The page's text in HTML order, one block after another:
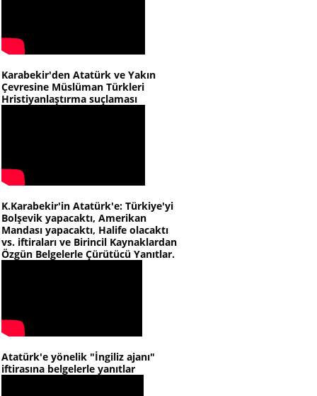
Karabekir'den Atatürk ve Yakın
Çevresine Müslüman Türkleri
Hristiyanlaştırma suçlaması
K.Karabekir'in Atatürk'e: Türkiye'yi
Bolşevik yapacaktı, Amerikan
Mandası yapacaktı, Halife olacaktı
vs. iftiraları ve Birincil Kaynaklardan
Özgün Belgelerle Çürütücü Yanıtlar.
Atatürk'e yönelik "İngiliz ajanı"
iftirasına belgelerle yanıtlar